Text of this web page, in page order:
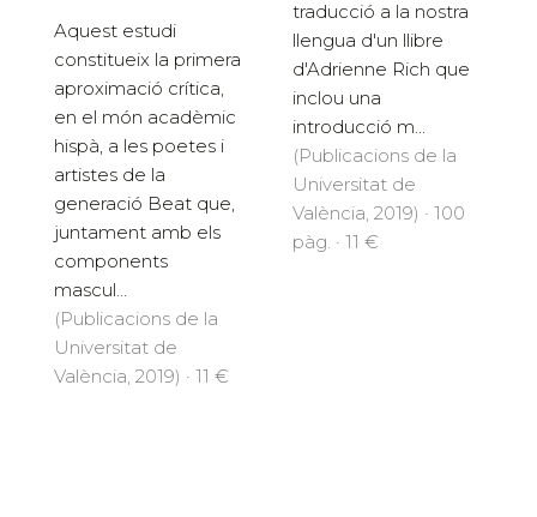
Aquest estudi
constitueix la primera
aproximació crítica,
en el món acadèmic
hispà, a les poetes i
artistes de la
generació Beat que,
juntament amb els
components
mascul...
(Publicacions de la
Universitat de
València, 2019) · 11 €
traducció a la nostra
llengua d'un llibre
d'Adrienne Rich que
inclou una
introducció m...
(Publicacions de la
Universitat de
València, 2019) · 100
pàg. · 11 €